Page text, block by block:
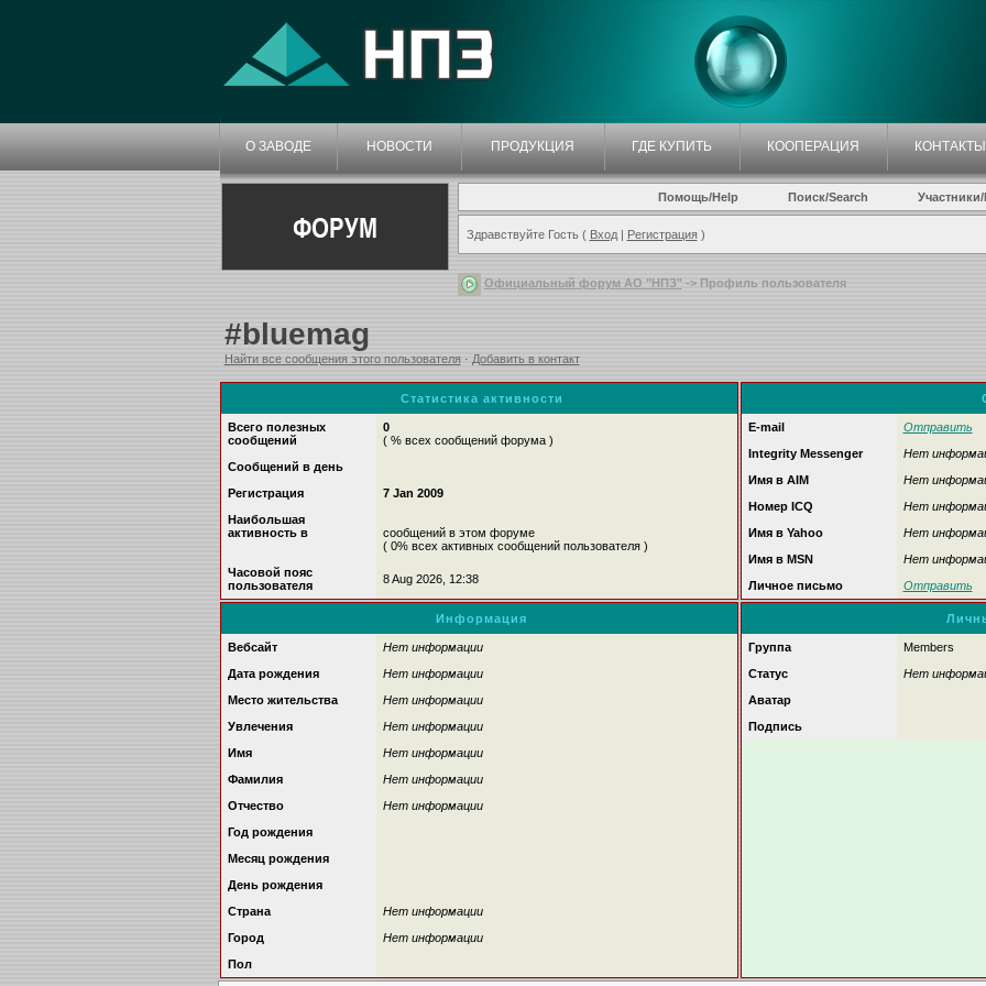
О ЗАВОДЕ НОВОСТИ ПРОДУКЦИЯ ГДЕ КУПИТЬ КООПЕРАЦИЯ КОНТАКТЫ
ФОРУМ
Помощь/Help Поиск/Search
Здравствуйте Гость ( Вход| Регистрация)
Официальный форум АО "НПЗ"-> Профиль пользователя
#bluemag
Найти все сообщения этого пользователя· Добавить в контакт
Статистика активности
Всего полезных
сообщений
0
( % всех сообщений форума )
Сообщений в день
Регистрация
7 Jan 2009
Наибольшая
активность в
сообщений в этом форуме
( 0% всех активных сообщений пользователя )
Часовой пояс
пользователя
8 Aug 2026, 12:38
E-mail
Отправить
Integrity Messenger
Нет
Имя в AIM
Нет
Номер ICQ
Нет
Имя в Yahoo
Нет
Имя в MSN
Нет
Личное письмо
Отправить
Информация
Вебсайт
Нет информации
Дата рождения
Нет информации
Место жительства
Нет информации
Увлечения
Нет информации
Имя
Нет информации
Фамилия
Нет информации
Отчество
Нет информации
Год рождения
Месяц рождения
День рождения
Страна
Нет информации
Город
Нет информации
Пол
Группа
Members
Статус
Нет
Аватар
Подпись